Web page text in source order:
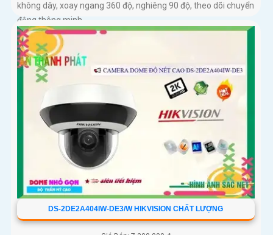
không dây, xoay ngang 360 độ, nghiêng 90 độ, theo dõi chuyển
động thông minh
DS-2DE2A404IW-DE3/W HIKVISION CHẤT LƯỢNG